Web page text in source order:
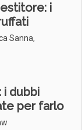
i
Sanna,
i dubbi
per farlo